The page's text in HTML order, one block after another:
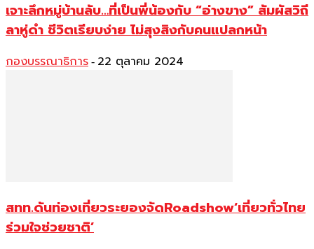
เจาะลึกหมู่บ้านลับ…ที่เป็นพี่น้องกับ “อ่างขาง” สัมผัสวิถี
ลาหู่ดำ ชีวิตเรียบง่าย ไม่สุงสิงกับคนแปลกหน้า
กองบรรณาธิการ - 22 ตุลาคม 2024
สทท.ดันท่องเที่ยวระยองจัดRoadshow‘เที่ยวทั่วไทย
ร่วมใจช่วยชาติ’